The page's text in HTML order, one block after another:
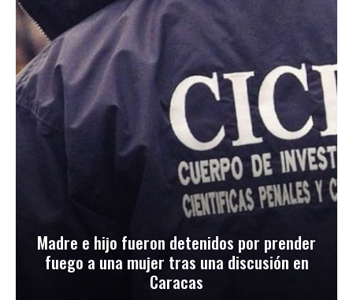
Madre e hijo fueron detenidos por prender
fuego a una mujer tras una discusión en
Caracas